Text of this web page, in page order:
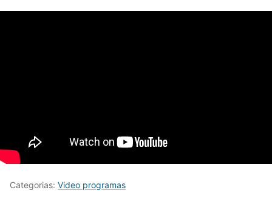
Categorias: Video programas